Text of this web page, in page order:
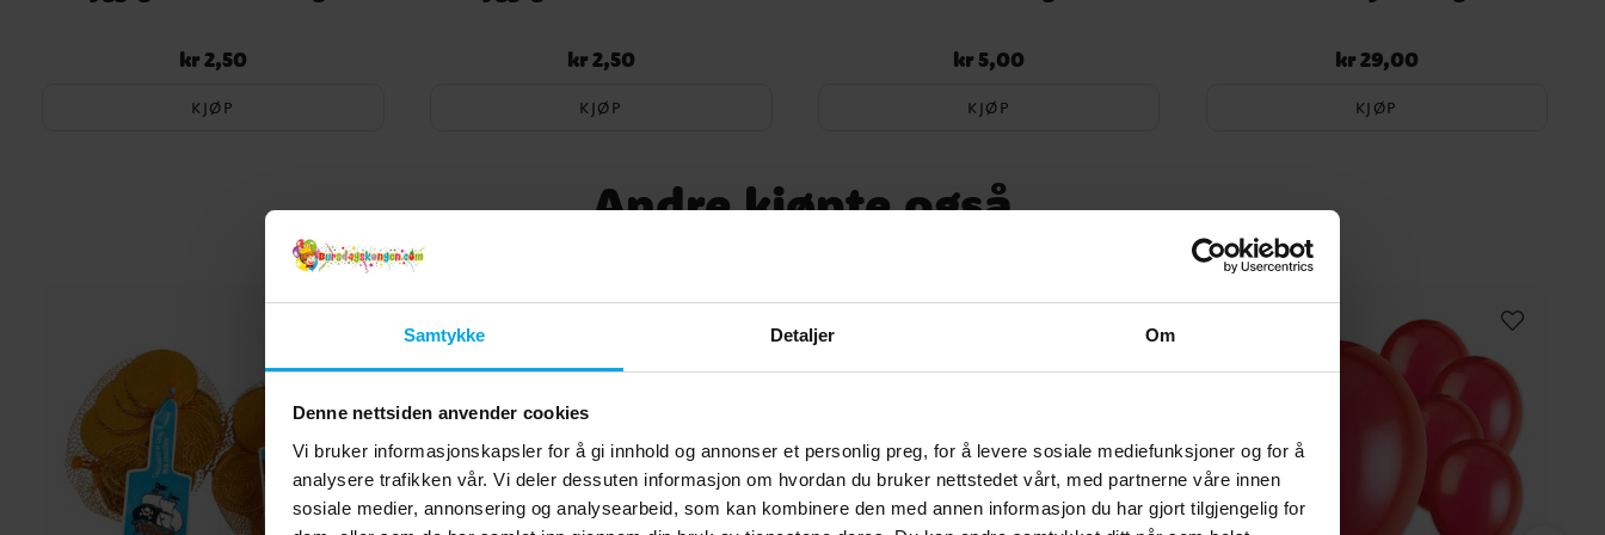
Samtykke Detaljer Om
Denne nettsiden anvender cookies
Vi bruker informasjonskapsler for å gi innhold og annonser et personlig preg, for å levere sosiale mediefunksjoner og for å
analysere trafikken vår. Vi deler dessuten informasjon om hvordan du bruker nettstedet vårt, med partnerne våre innen
sosiale medier, annonsering og analysearbeid, som kan kombinere den med annen informasjon du har gjort tilgjengelig for
Pris:kr 2,50
kr 2,50
KJØP
Pris:kr 2,50
kr 2,50
KJØP
Pris:kr 5,00
kr 5,00
KJØP
Pris :kr 29,00
kr 29,00
KJØP
Andre kjøpte også